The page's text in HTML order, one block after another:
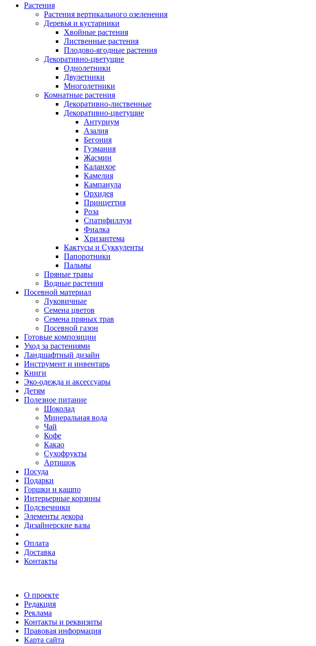
Растения
Растения вертикального озеленения
Деревья и кустарники
Хвойные растения
Лиственные растения
Плодово-ягодные растения
Декоративно-цветущие
Однолетники
Двулетники
Многолетники
Комнатные растения
Декоративно-лиственные
Декоративно-цветущие
Антуриум
Азалия
Бегония
Гузмания
Жасмин
Каланхое
Камелия
Кампанула
Орхидея
Принцеттия
Роза
Спатифиллум
Фиалка
Хризантема
Кактусы и Суккуленты
Папоротники
Пальмы
Пряные травы
Водные растения
Посевной материал
Луковичные
Семена цветов
Семена пряных трав
Посевной газон
Готовые композиции
Уход за растениями
Ландшафтный дизайн
Инструмент и инвентарь
Книги
Эко-одежда и аксессуары
Детям
Полезное питание
Шоколад
Минеральная вода
Чай
Кофе
Какао
Сухофрукты
Артишок
Посуда
Подарки
Горшки и кашпо
Интерьерные корзины
Подсвечники
Элементы декора
Дизайнерские вазы
Оплата
Доставка
Контакты
О проекте
Редакция
Реклама
Контакты и реквизиты
Правовая информация
Карта сайта